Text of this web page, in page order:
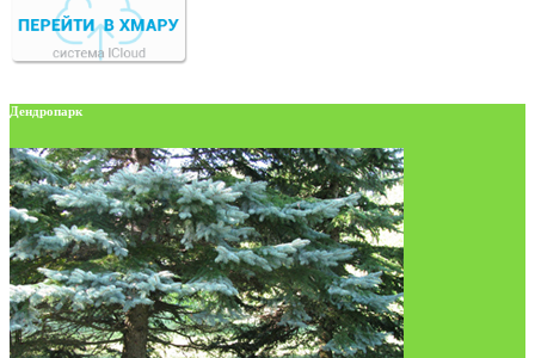
Дендропарк